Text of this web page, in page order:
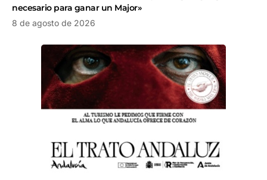
necesario para ganar un Major»
8 de agosto de 2026